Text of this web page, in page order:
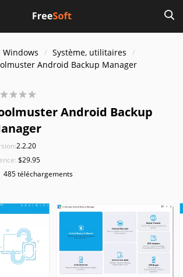
Windows
Système, utilitaires
Android Backup Manager
Android Backup
2.2.20
$29.95
485 téléchargements